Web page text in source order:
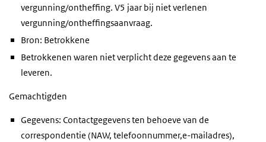
vergunning/ontheffing. V5 jaar bij niet verlenen
vergunning/ontheffingsaanvraag.
Bron: Betrokkene
Betrokkenen waren niet verplicht deze gegevens aan te
leveren.
Gemachtigden
Gegevens: Contactgegevens ten behoeve van de
correspondentie (NAW, telefoonnummer,e-mailadres),